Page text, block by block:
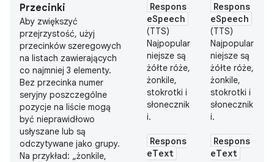
Przecinki
Aby zwiększyć
przejrzystość, użyj
przecinków szeregowych
na listach zawierających
co najmniej 3 elementy.
Bez przecinka numer
seryjny poszczególne
pozycje na liście mogą
być nieprawidłowo
usłyszane lub są
odczytywane jako grupy.
Na przykład: „żonkile,
Respons
eSpeech
(TTS)
Najpopular
niejsze są
żółte róże,
żonkile,
stokrotki i
słonecznik
i.
Respons
eText
Respons
eSpeech
(TTS)
Najpopular
niejsze są
żółte róże,
żonkile,
stokrotki i
słonecznik
i.
Respons
eText